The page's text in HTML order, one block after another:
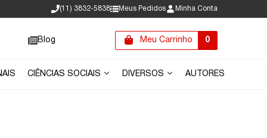
(11) 3832-5838 Meus Pedidos Minha Conta
Blog Meu Carrinho 0
CIÊNCIAS SOCIAIS DIVERSOS AUTORES